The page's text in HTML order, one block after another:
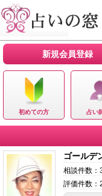
新規会員登録
初めての方 占い
ゴールデ
相談件数：
評価件数：